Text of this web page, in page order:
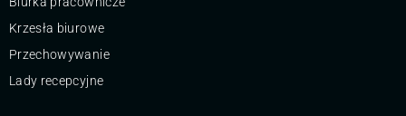
Krzesła biurowe
Przechowywanie
Lady recepcyjne